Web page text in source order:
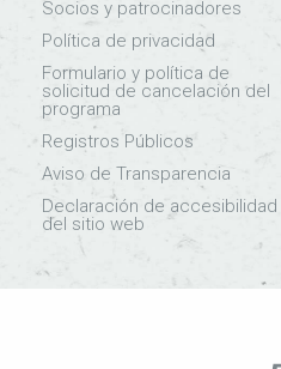
Socios y patrocinadores
Política de privacidad
Formulario y política de
solicitud de cancelación del
programa
Registros Públicos
Aviso de Transparencia
Declaración de accesibilidad
del sitio web